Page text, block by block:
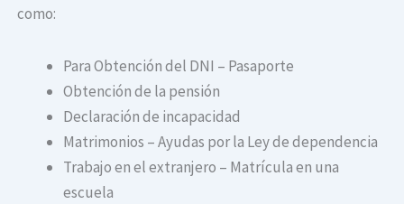
como:
Para Obtención del DNI – Pasaporte
Obtención de la pensión
Declaración de incapacidad
Matrimonios – Ayudas por la Ley de dependencia
Trabajo en el extranjero – Matrícula en una
escuela